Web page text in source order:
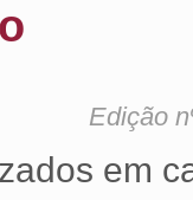
Edição
em